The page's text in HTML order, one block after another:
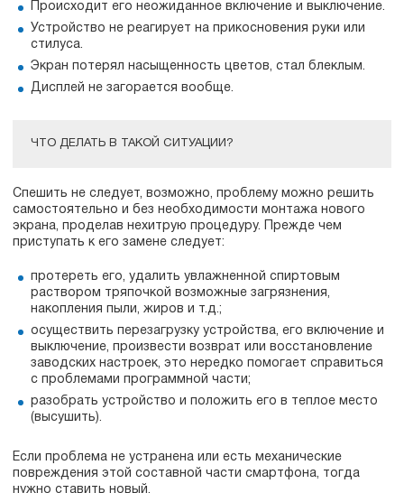
Происходит его неожиданное включение и выключение.
Устройство не реагирует на прикосновения руки или
стилуса.
Экран потерял насыщенность цветов, стал блеклым.
Дисплей не загорается вообще.
ЧТО ДЕЛАТЬ В ТАКОЙ СИТУАЦИИ?
Спешить не следует, возможно, проблему можно решить
самостоятельно и без необходимости монтажа нового
экрана, проделав нехитрую процедуру. Прежде чем
приступать к его замене следует:
протереть его, удалить увлажненной спиртовым
раствором тряпочкой возможные загрязнения,
накопления пыли, жиров и т.д.;
осуществить перезагрузку устройства, его включение и
выключение, произвести возврат или восстановление
заводских настроек, это нередко помогает справиться
с проблемами программной части;
разобрать устройство и положить его в теплое место
(высушить).
Если проблема не устранена или есть механические
повреждения этой составной части смартфона, тогда
нужно ставить новый.